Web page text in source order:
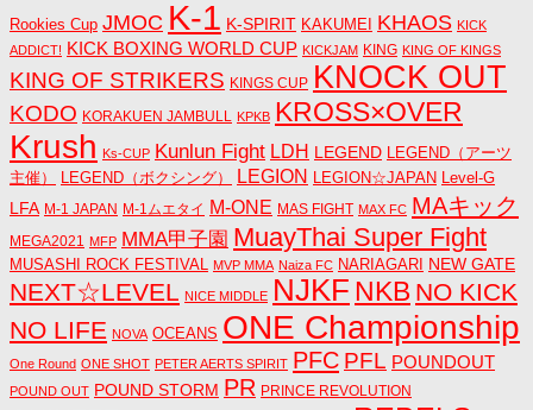
Rookies Cup JMOC K-1 K-SPIRIT KAKUMEI KHAOS KICK
ADDICT! KICK BOXING WORLD CUP KICKJAM KING KING OF KINGS
KING OF STRIKERS KINGS CUP KNOCK OUT
KODO KORAKUEN JAMBULL KPKB KROSS×OVER
Krush Ks-CUP Kunlun Fight LDH LEGEND LEGEND（アーツ
主催）
LEGEND（ボクシング） LEGION LEGION☆JAPAN Level-G
LFA M-1 JAPAN M-1ムエタイ M-ONE MAS FIGHT MAX FC MAキック
MEGA2021 MFP MMA甲子園 MuayThai Super Fight
MUSASHI ROCK FESTIVAL MVP MMA Naiza FC NARIAGARI NEW GATE
NEXT☆LEVEL NICE MIDDLE NJKF NKB NO KICK
NO LIFE NOVA OCEANS ONE Championship
One Round ONE SHOT PETER AERTS SPIRIT PFC PFL POUNDOUT
POUND OUT POUND STORM PR PRINCE REVOLUTION